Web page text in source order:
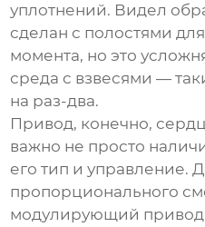
уплотнений. Видел
сделан с полостями
момента, но это
среда с взвесями —
на раз-два.
Привод, конечно,
важно не просто
его тип и управление.
пропорционального
модулирующий привод